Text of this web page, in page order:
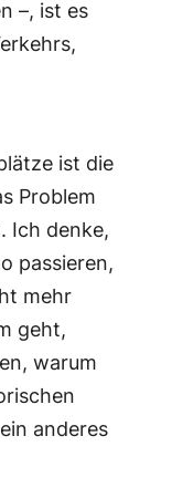
–, ist es
ist die
Problem
Ich denke,
passieren,
mehr
geht,
warum
anderes